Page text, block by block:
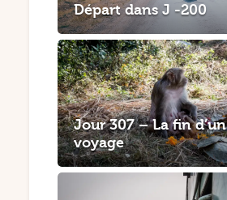
Départ dans J -200
Jour 307 – La fin d’un
voyage